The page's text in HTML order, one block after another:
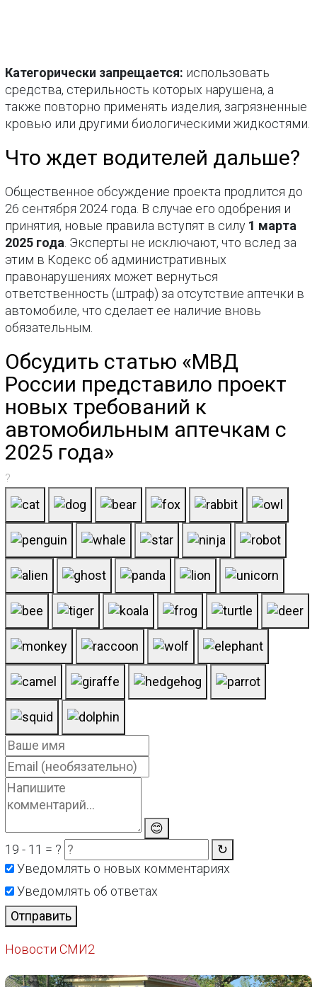
Категорически запрещается: использовать
средства, стерильность которых нарушена, а
также повторно применять изделия, загрязненные
кровью или другими биологическими жидкостями.
Что ждет водителей дальше?
Общественное обсуждение проекта продлится до
26 сентября 2024 года. В случае его одобрения и
принятия, новые правила вступят в силу 1 марта
2025 года . Эксперты не исключают, что вслед за
этим в Кодекс об административных
правонарушениях может вернуться
ответственность (штраф) за отсутствие аптечки в
автомобиле, что сделает ее наличие вновь
обязательным.
Обсудить статью «МВД
России представило проект
новых требований к
автомобильным аптечкам с
2025 года»
?
😊
19 - 11 = ?
↻
Уведомлять о новых комментариях
Уведомлять об ответах
Отправить
Новости СМИ2